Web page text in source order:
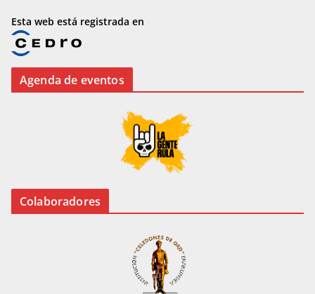
Esta web está registrada en
Agenda de eventos
Colaboradores